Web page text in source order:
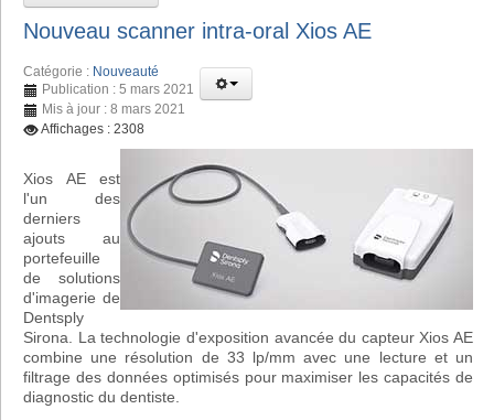
Nouveau scanner intra-oral Xios AE
Catégorie : Nouveauté
Publication : 5 mars 2021
Mis à jour : 8 mars 2021
Affichages : 2308
Xios AE est
l'un des
derniers
ajouts au
portefeuille
de solutions
d'imagerie de
Dentsply
Sirona. La technologie d'exposition avancée du capteur Xios AE
combine une résolution de 33 lp/mm avec une lecture et un
filtrage des données optimisés pour maximiser les capacités de
diagnostic du dentiste.